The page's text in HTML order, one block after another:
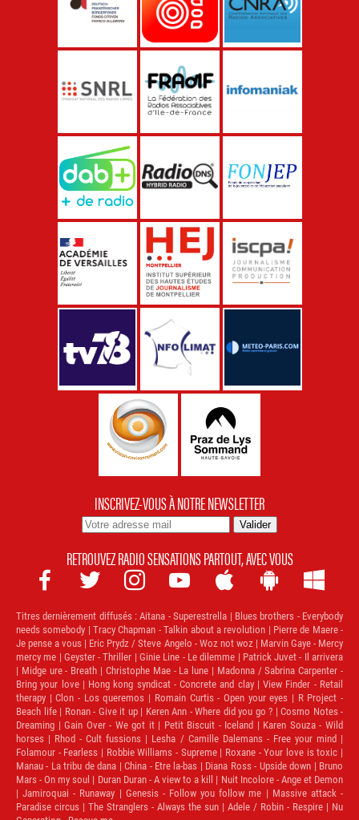
INSCRIVEZ-VOUS À NOTRE NEWSLETTER
RETROUVEZ RADIO SENSATIONS PARTOUT, AVEC VOUS
      
Titres dernièrement diffusés :Aitana - Superestrella | Blues brothers - Everybody
needs somebody | Tracy Chapman - Talkin about a revolution | Pierre de Maere -
Je pense a vous | Eric Prydz / Steve Angelo - Woz not woz | Marvin Gaye - Mercy
mercy me | Geyster - Thriller | Ginie Line - Le dilemme | Patrick Juvet - Il arrivera
| Midge ure - Breath | Christophe Mae - La lune | Madonna / Sabrina Carpenter -
Bring your love | Hong kong syndicat - Concrete and clay | View Finder - Retail
therapy | Clon - Los queremos | Romain Curtis - Open your eyes | R Project -
Beach life | Ronan - Give it up | Keren Ann - Where did you go ? | Cosmo Notes -
Dreaming | Gain Over - We got it | Petit Biscuit - Iceland | Karen Souza - Wild
horses | Rhod - Cult fussions | Lesha / Camille Dalemans - Free your mind |
Folamour - Fearless | Robbie Williams - Supreme | Roxane - Your love is toxic |
Manau - La tribu de dana | China - Etre la-bas | Diana Ross - Upside down | Bruno
Mars - On my soul | Duran Duran - A view to a kill | Nuit Incolore - Ange et Demon
| Jamiroquai - Runaway | Genesis - Follow you follow me | Massive attack -
Paradise circus | The Stranglers - Always the sun | Adele / Robin - Respire | Nu